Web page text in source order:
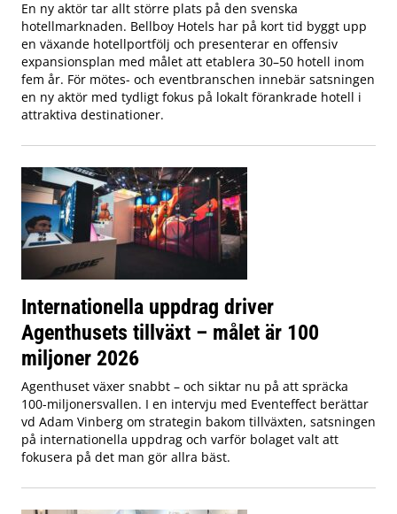
En ny aktör tar allt större plats på den svenska
hotellmarknaden. Bellboy Hotels har på kort tid byggt upp
en växande hotellportfölj och presenterar en offensiv
expansionsplan med målet att etablera 30–50 hotell inom
fem år. För mötes- och eventbranschen innebär satsningen
en ny aktör med tydligt fokus på lokalt förankrade hotell i
attraktiva destinationer.
Internationella uppdrag driver
Agenthusets tillväxt – målet är 100
miljoner 2026
Agenthuset växer snabbt – och siktar nu på att spräcka
100-miljonersvallen. I en intervju med Eventeffect berättar
vd Adam Vinberg om strategin bakom tillväxten, satsningen
på internationella uppdrag och varför bolaget valt att
fokusera på det man gör allra bäst.